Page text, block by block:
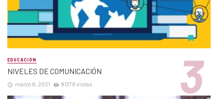
EDUCACIÓN
NIVELES DE COMUNICACIÓN
marzo 6, 2021 91378 vistas